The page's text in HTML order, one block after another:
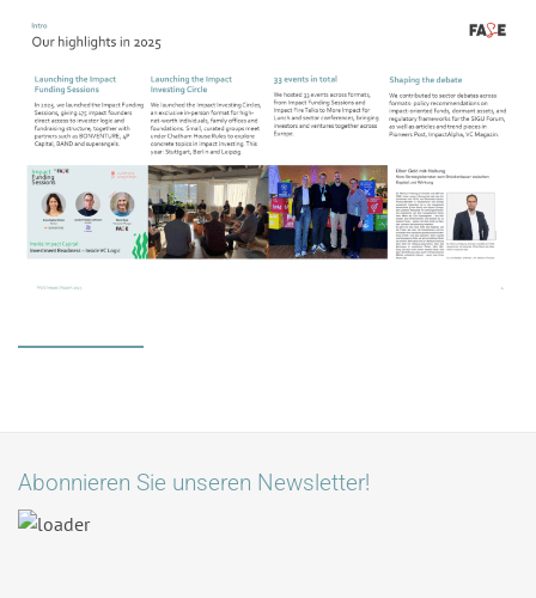
Abonnieren Sie unseren Newsletter!